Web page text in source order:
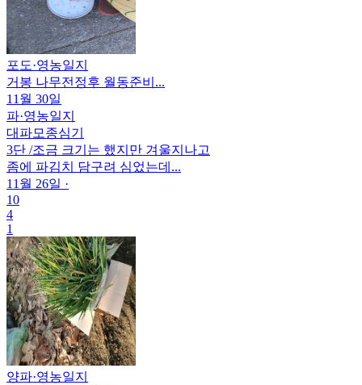
포도·영농일지
거봉 나무전정후 월동준비...
11월 30일
파·영농일지
대파모종심기
3단 /조금 크기는 했지만 겨울지나고
좀에 파김치 담구려 심었는데...
11월 26일 ·
10
4
1
양파·영농일지